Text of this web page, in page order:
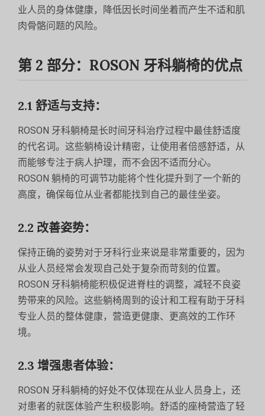
业人员的身体健康，降低因长时间坐着而产生不适和肌
肉骨骼问题的风险。
第 2 部分：ROSON 牙科躺椅的优点
2.1 舒适与支持：
ROSON 牙科躺椅是长时间牙科治疗过程中最佳舒适度
的代名词。这些躺椅设计精密，让使用者倍感舒适，从
而能够专注于病人护理，而不会因不适而分心。
ROSON 躺椅的可调节功能将个性化提升到了一个新的
高度，确保每位从业者都能找到自己的最佳坐姿。
2.2 改善姿势：
保持正确的姿势对于牙科行业来说是非常重要的，因为
从业人员经常会发现自己处于复杂而苛刻的位置。
ROSON 牙科躺椅能积极促进脊柱的调整，减轻不良姿
势带来的风险。这些躺椅周到的设计和工程有助于牙科
专业人员的整体健康，营造更健康、更高效的工作环
境。
2.3 增强患者体验：
ROSON 牙科躺椅的好处不仅体现在从业人员身上，还
对患者的就医体验产生积极影响。舒适的座椅营造了轻